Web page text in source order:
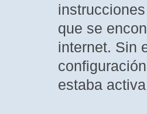
que se
internet. Sin
estaba activa